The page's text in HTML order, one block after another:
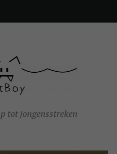
tot jongensstreken